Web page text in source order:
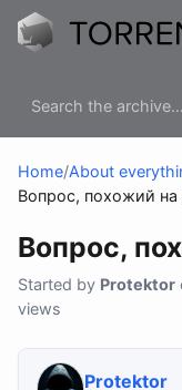
Home/About
Вопрос, похожий на
Вопрос,
Started by Protektor
views
Protektor